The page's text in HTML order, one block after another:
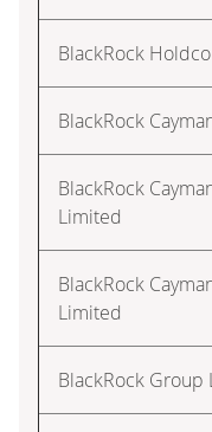
BlackRock
BlackRock
BlackRock
Limited
BlackRock
Limited
BlackRock Group